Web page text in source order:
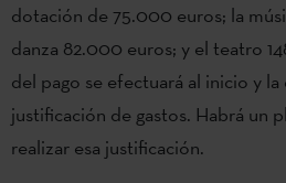
dotación de 75.000 euros; la
danza 82.000 euros; y el teatro
del pago se efectuará al inicio y
justificación de gastos. Habrá un
realizar esa justificación.